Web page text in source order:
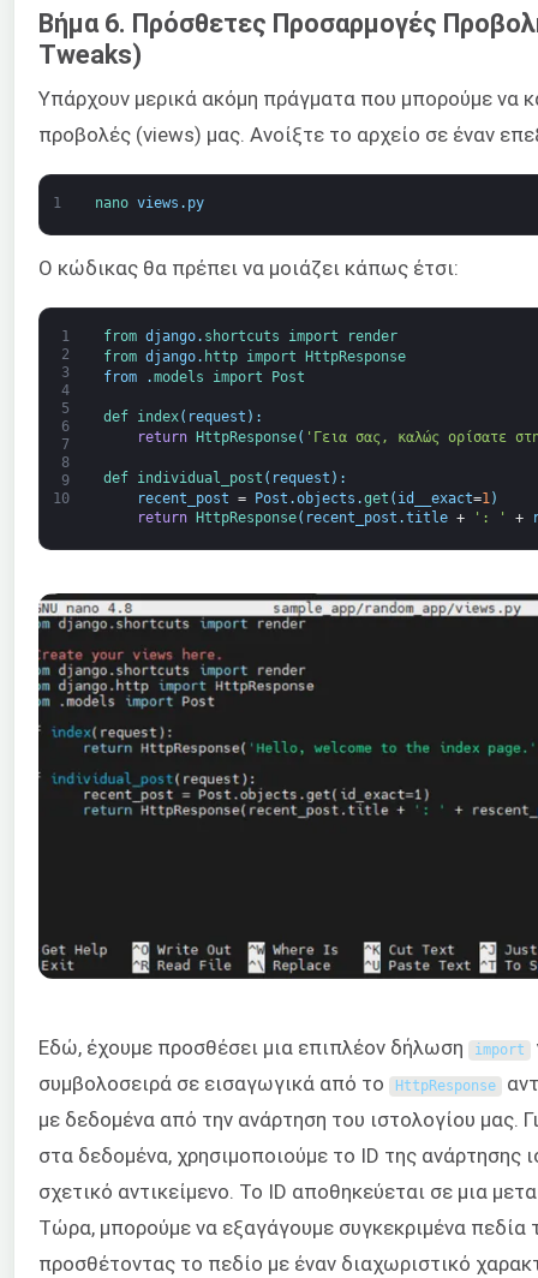
Βήμα 6. Πρόσθετες Προσαρμογές
Tweaks)
Υπάρχουν μερικά ακόμη πράγματα που μπορούμε να
προβολές (views) μας. Ανοίξτε το αρχείο σε έναν
1 nano views . py
Ο κώδικας θα πρέπει να μοιάζει κάπως έτσι:
1
2
3
4
5
6
7
8
9
10
from django. shortcuts import
render
from django. http import
HttpResponse
from
.models import Post
def index( request ) :
return
HttpResponse( 'Γεια σας, καλώς ορίσατε
def individual_post ( request ) :
recent_post = Post .objects .get ( id__exact=1 )
return
HttpResponse( recent_post .title + ': ' +
Εδώ, έχουμε προσθέσει μια επιπλέον δήλωση import
συμβολοσειρά σε εισαγωγικά από το
HttpResponse
με δεδομένα από την ανάρτηση του ιστολογίου μας.
στα δεδομένα, χρησιμοποιούμε το ID της ανάρτησης
σχετικό αντικείμενο. Το ID αποθηκεύεται σε μια
Τώρα, μπορούμε να εξαγάγουμε συγκεκριμένα πεδία
προσθέτοντας το πεδίο με έναν διαχωριστικό